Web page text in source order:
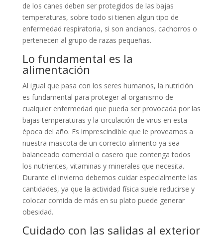
de los canes deben ser protegidos de las bajas
temperaturas, sobre todo si tienen algun tipo de
enfermedad respiratoria, si son ancianos, cachorros o
pertenecen al grupo de razas pequeñas.
Lo fundamental es la
alimentación
Al igual que pasa con los seres humanos, la nutrición
es fundamental para proteger al organismo de
cualquier enfermedad que pueda ser provocada por las
bajas temperaturas y la circulación de virus en esta
época del año. Es imprescindible que le proveamos a
nuestra mascota de un correcto alimento ya sea
balanceado comercial o casero que contenga todos
los nutrientes, vitaminas y minerales que necesita.
Durante el invierno debemos cuidar especialmente las
cantidades, ya que la actividad física suele reducirse y
colocar comida de más en su plato puede generar
obesidad.
Cuidado con las salidas al exterior